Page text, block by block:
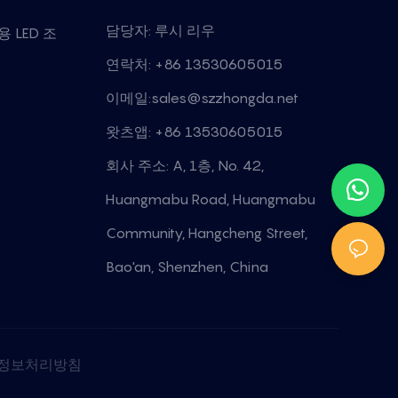
LED 조
담당자: 루시 리우
연락처: +86 13530605015
이메일:sales@szzhongda.net
왓츠앱: +86 13530605015
회사 주소: A, 1층, No. 42,
Huangmabu Road, Huangmabu
Community, Hangcheng Street,
Bao'an, Shenzhen, China
보처리방침